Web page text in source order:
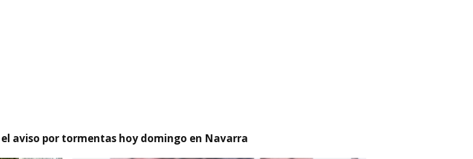
aviso por tormentas hoy domingo en Navarra